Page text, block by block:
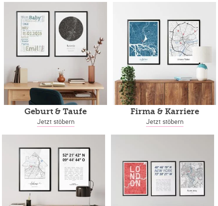
Geburt & Taufe
Jetzt stöbern
Firma & Karriere
Jetzt stöbern